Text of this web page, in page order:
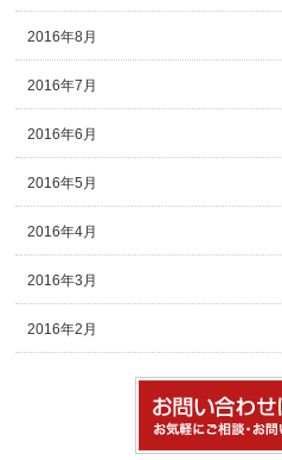
2016年8月
2016年7月
2016年6月
2016年5月
2016年4月
2016年3月
2016年2月